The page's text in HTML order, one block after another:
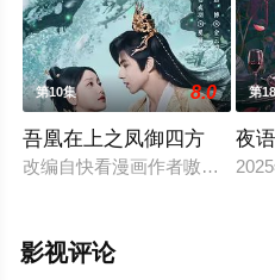
第10集 8.0
吾凰在上之凤御四方
改编自快看漫画作者嗷小泽的
第
夜
影视评论